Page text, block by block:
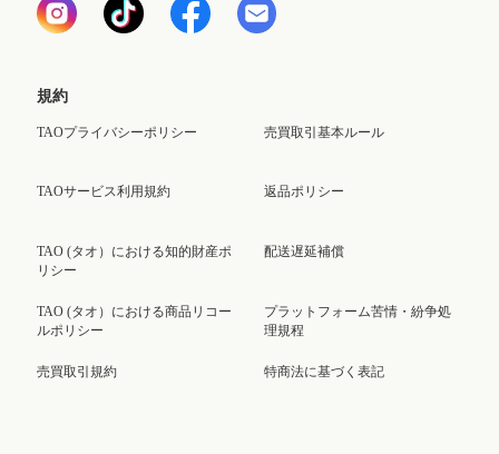
規約
TAOプライバシーポリシー
TAOサービス利用規約
TAO (タオ）における知的財産ポ
リシー
TAO (タオ）における商品リコー
ルポリシー
売買取引規約
売買取引基本ルール
返品ポリシー
配送遅延補償
プラットフォーム苦情・紛争処
理規程
特商法に基づく表記